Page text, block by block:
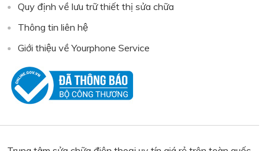
Quy định về lưu trữ thiết thị sửa chữa
Thông tin liên hệ
Giới thiệu về Yourphone Service